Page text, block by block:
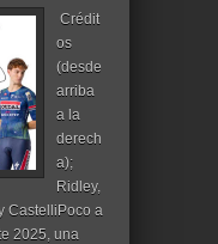
Crédit
os
(desde
arriba
a la
derech
a);
Ridley,
CastelliPoco a
2025, una